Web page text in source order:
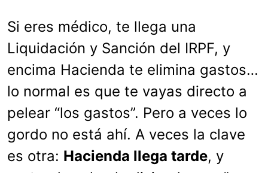
Si eres médico, te llega una
Liquidación y Sanción del IRPF, y
encima Hacienda te elimina gastos…
lo normal es que te vayas directo a
pelear “los gastos”. Pero a veces lo
gordo no está ahí. A veces la clave
es otra: Hacienda llega tarde, y